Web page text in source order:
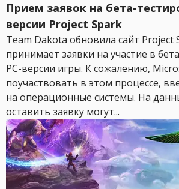
Прием заявок на бета-
версии Project Spark
Team Dakota обновила сайт Project
принимает заявки на участие в
PC-версии игры. К сожалению,
поучаствовать в этом процессе,
на операционные системы. На
оставить заявку могут...